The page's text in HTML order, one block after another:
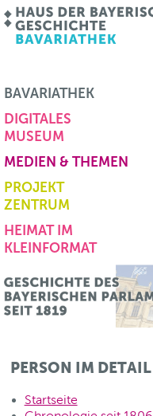
BAVARIATHEK
DIGITALES
MUSEUM
MEDIEN & THEMEN
PROJEKT
ZENTRUM
HEIMAT IM
KLEINFORMAT
PERSON IM DETAIL
Startseite